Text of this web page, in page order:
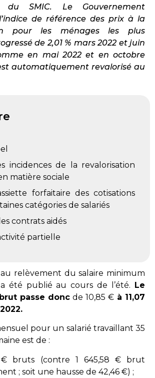
du SMIC. Le Gouvernement
de référence des prix à la
pour les ménages les plus
de 2,01 % mars 2022 et juin
en mai 2022 et en octobre
automatiquement revalorisé au
incidences de la revalorisation
matière sociale
forfaitaire des cotisations
catégories de salariés
contrats aidés
partielle
au relèvement du salaire minimum
été publié au cours de l’été. Le
passe doncde 10,85 € à 11,07
pour un salarié travaillant 35
est de :
€ bruts (contre 1 645,58 € brut
; soit une hausse de 42,46 €) ;